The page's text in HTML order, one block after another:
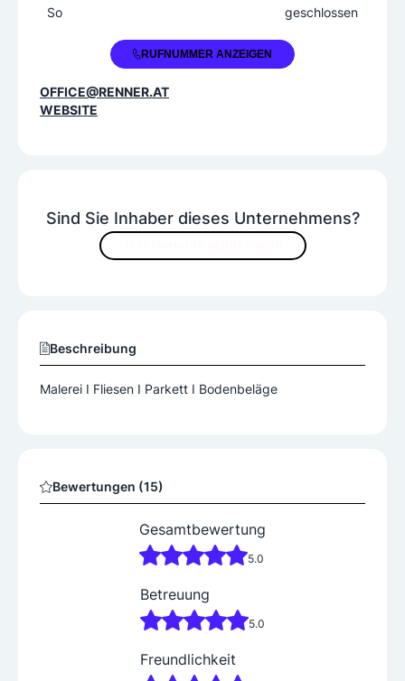
Sind Sie Inhaber dieses Unternehmens?
Beschreibung
Bewertungen (15)
Gesamtbewertung
5.0
Betreuung
5.0
Freundlichkeit
So
geschlossen
+43 1 8151228RUFNUMMER ANZEIGEN
OFFICE@RENNER.AT
WEBSITE